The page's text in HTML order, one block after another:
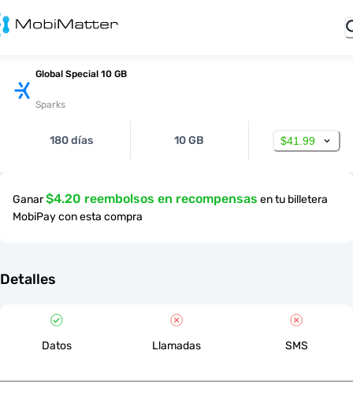
Global Special 10 GB
Sparks
180 días 10 GB $41.99
Ganar$4.20 reembolsos en recompensas en tu billetera
MobiPay con esta compra
Detalles
Datos Llamadas SMS